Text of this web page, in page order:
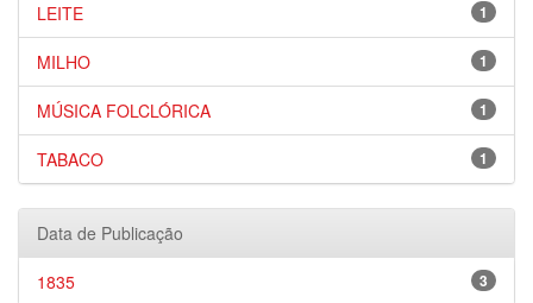
1
LEITE
1
MILHO
1
MÚSICA FOLCLÓRICA
1
TABACO
Data de Publicação
3
1835